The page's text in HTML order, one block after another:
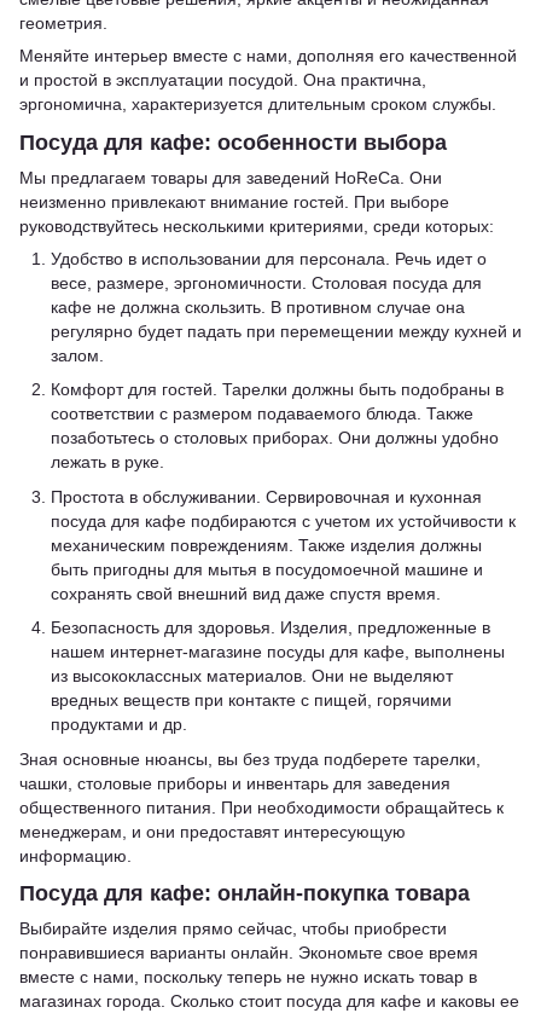
геометрия.
Меняйте интерьер вместе с нами, дополняя его качественной
и простой в эксплуатации посудой. Она практична,
эргономична, характеризуется длительным сроком службы.
Посуда для кафе: особенности выбора
Мы предлагаем товары для заведений HoReCa. Они
неизменно привлекают внимание гостей. При выборе
руководствуйтесь несколькими критериями, среди которых:
Удобство в использовании для персонала. Речь идет о
весе, размере, эргономичности. Столовая посуда для
кафе не должна скользить. В противном случае она
регулярно будет падать при перемещении между кухней и
залом.
Комфорт для гостей. Тарелки должны быть подобраны в
соответствии с размером подаваемого блюда. Также
позаботьтесь о столовых приборах. Они должны удобно
лежать в руке.
Простота в обслуживании. Сервировочная и кухонная
посуда для кафе подбираются с учетом их устойчивости к
механическим повреждениям. Также изделия должны
быть пригодны для мытья в посудомоечной машине и
сохранять свой внешний вид даже спустя время.
Безопасность для здоровья. Изделия, предложенные в
нашем интернет-магазине посуды для кафе, выполнены
из высококлассных материалов. Они не выделяют
вредных веществ при контакте с пищей, горячими
продуктами и др.
Зная основные нюансы, вы без труда подберете тарелки,
чашки, столовые приборы и инвентарь для заведения
общественного питания. При необходимости обращайтесь к
менеджерам, и они предоставят интересующую
информацию.
Посуда для кафе: онлайн-покупка товара
Выбирайте изделия прямо сейчас, чтобы приобрести
понравившиеся варианты онлайн. Экономьте свое время
вместе с нами, поскольку теперь не нужно искать товар в
магазинах города. Сколько стоит посуда для кафе и каковы ее